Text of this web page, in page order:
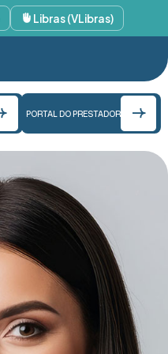
Libras (VLibras)
PORTAL DO PRESTADOR